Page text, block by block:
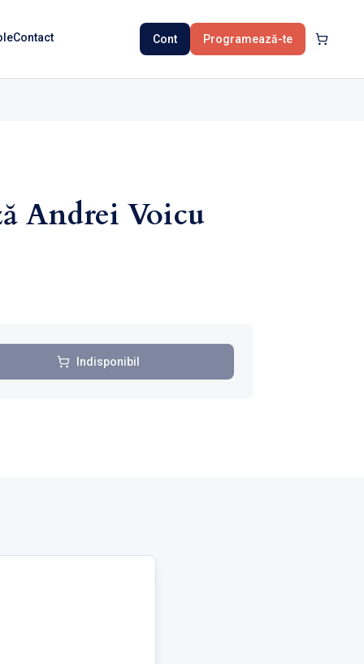
Contact Cont Programează-te
Andrei Voicu
Indisponibil